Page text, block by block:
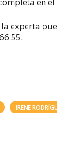
experta
55.
IRENE